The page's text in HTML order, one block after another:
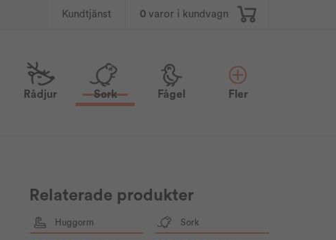
Kundtjänst 0 varor i kundvagn
Rådjur Sork Fågel Fler
Relaterade produkter
Huggorm Sork